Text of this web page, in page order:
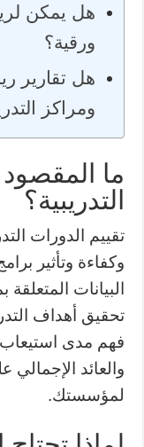
هل يمكن
ورقية؟
هل تقارير
ومراكز
ما المقصود
التدريبية؟
تقييم الدورات
وكفاءة وتأثير
البيانات
تحقيق أهداف
فهم مدى استيعاب
والعائد الإجمالي
لمؤسستك.